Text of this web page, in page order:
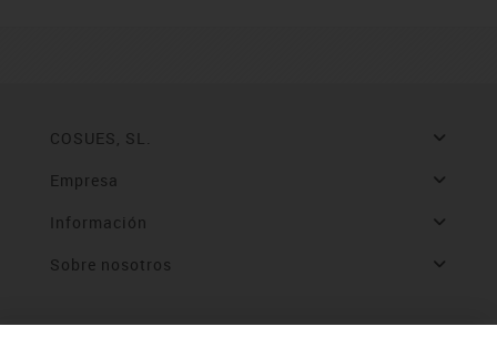
COSUES, SL.
Empresa
Información
Sobre nosotros